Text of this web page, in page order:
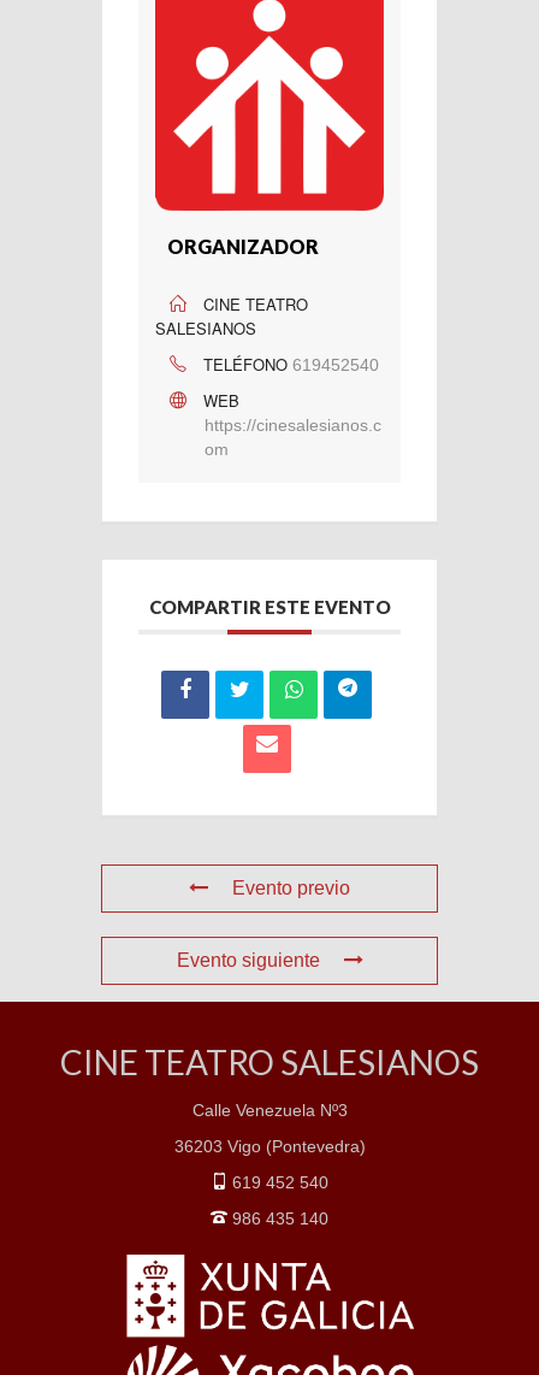
ORGANIZADOR
CINE TEATRO
SALESIANOS
TELÉFONO 619452540
WEB
https://cinesalesianos.c
om
COMPARTIR ESTE EVENTO
Evento previo
Evento siguiente
CINE TEATRO SALESIANOS
Calle Venezuela Nº3
36203 Vigo (Pontevedra)
619 452 540
986 435 140